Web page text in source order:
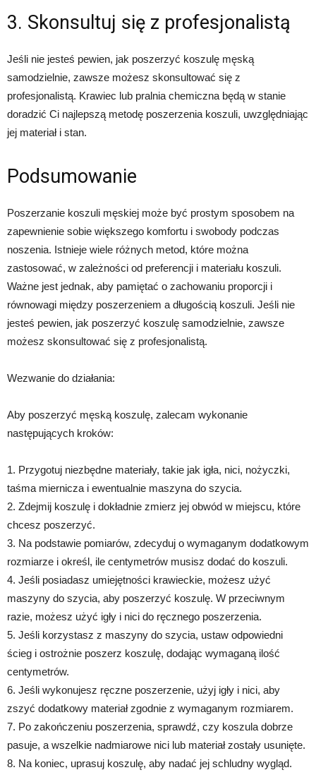
3. Skonsultuj się z profesjonalistą
Jeśli nie jesteś pewien, jak poszerzyć koszulę męską
samodzielnie, zawsze możesz skonsultować się z
profesjonalistą. Krawiec lub pralnia chemiczna będą w stanie
doradzić Ci najlepszą metodę poszerzenia koszuli, uwzględniając
jej materiał i stan.
Podsumowanie
Poszerzanie koszuli męskiej może być prostym sposobem na
zapewnienie sobie większego komfortu i swobody podczas
noszenia. Istnieje wiele różnych metod, które można
zastosować, w zależności od preferencji i materiału koszuli.
Ważne jest jednak, aby pamiętać o zachowaniu proporcji i
równowagi między poszerzeniem a długością koszuli. Jeśli nie
jesteś pewien, jak poszerzyć koszulę samodzielnie, zawsze
możesz skonsultować się z profesjonalistą.
Wezwanie do działania:
Aby poszerzyć męską koszulę, zalecam wykonanie
następujących kroków:
1. Przygotuj niezbędne materiały, takie jak igła, nici, nożyczki,
taśma miernicza i ewentualnie maszyna do szycia.
2. Zdejmij koszulę i dokładnie zmierz jej obwód w miejscu, które
chcesz poszerzyć.
3. Na podstawie pomiarów, zdecyduj o wymaganym dodatkowym
rozmiarze i określ, ile centymetrów musisz dodać do koszuli.
4. Jeśli posiadasz umiejętności krawieckie, możesz użyć
maszyny do szycia, aby poszerzyć koszulę. W przeciwnym
razie, możesz użyć igły i nici do ręcznego poszerzenia.
5. Jeśli korzystasz z maszyny do szycia, ustaw odpowiedni
ścieg i ostrożnie poszerz koszulę, dodając wymaganą ilość
centymetrów.
6. Jeśli wykonujesz ręczne poszerzenie, użyj igły i nici, aby
zszyć dodatkowy materiał zgodnie z wymaganym rozmiarem.
7. Po zakończeniu poszerzenia, sprawdź, czy koszula dobrze
pasuje, a wszelkie nadmiarowe nici lub materiał zostały usunięte.
8. Na koniec, uprasuj koszulę, aby nadać jej schludny wygląd.